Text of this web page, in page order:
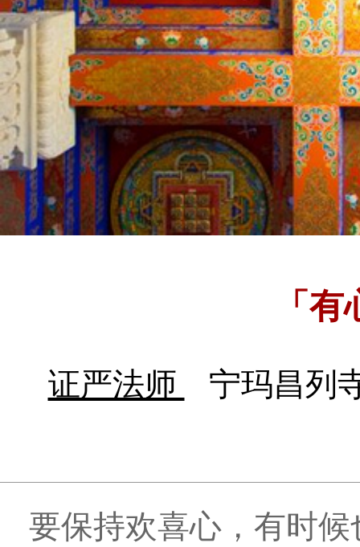
「
证严法师 宁玛昌列
要保持欢喜心，有时